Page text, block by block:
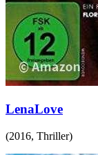
LenaLove
(2016, Thriller)